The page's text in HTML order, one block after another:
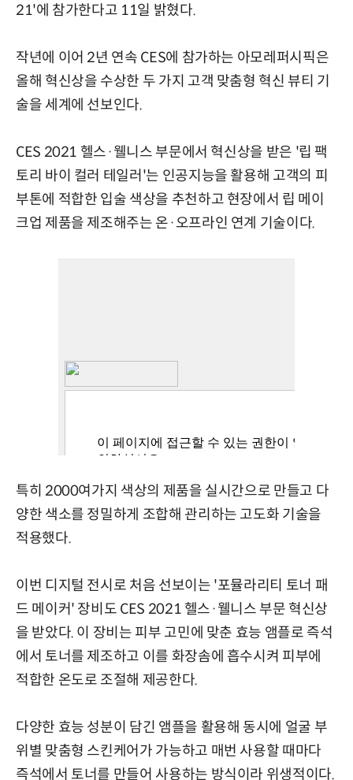
21'에 참가한다고 11일 밝혔다.
작년에 이어 2년 연속 CES에 참가하는 아모레퍼시픽은
올해 혁신상을 수상한 두 가지 고객 맞춤형 혁신 뷰티 기
술을 세계에 선보인다.
CES 2021 헬스·웰니스 부문에서 혁신상을 받은 '립 팩
토리 바이 컬러 테일러'는 인공지능을 활용해 고객의 피
부톤에 적합한 입술 색상을 추천하고 현장에서 립 메이
크업 제품을 제조해주는 온·오프라인 연계 기술이다.
특히 2000여가지 색상의 제품을 실시간으로 만들고 다
양한 색소를 정밀하게 조합해 관리하는 고도화 기술을
적용했다.
이번 디지털 전시로 처음 선보이는 '포뮬라리티 토너 패
드 메이커' 장비도 CES 2021 헬스·웰니스 부문 혁신상
을 받았다. 이 장비는 피부 고민에 맞춘 효능 앰플로 즉석
에서 토너를 제조하고 이를 화장솜에 흡수시켜 피부에
적합한 온도로 조절해 제공한다.
다양한 효능 성분이 담긴 앰플을 활용해 동시에 얼굴 부
위별 맞춤형 스킨케어가 가능하고 매번 사용할 때마다
즉석에서 토너를 만들어 사용하는 방식이라 위생적이다.